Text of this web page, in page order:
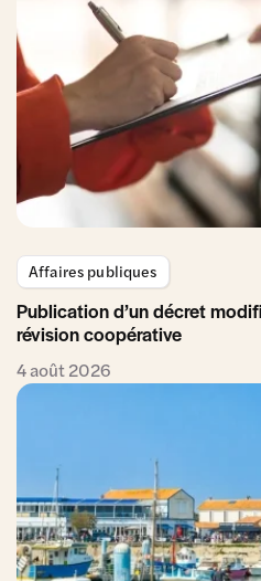
Affaires publiques
Publication d’un décret
révision coopérative
4 août 2026